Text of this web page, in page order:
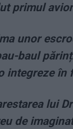
primul
unor
baul
integreze în
lui
de